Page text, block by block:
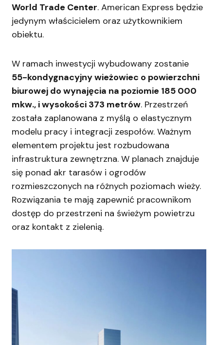
World Trade Center. American Express będzie
jedynym właścicielem oraz użytkownikiem
obiektu.
W ramach inwestycji wybudowany zostanie
55-kondygnacyjny wieżowiec o powierzchni
biurowej do wynajęcia na poziomie 185 000
mkw., i wysokości 373 metrów. Przestrzeń
została zaplanowana z myślą o elastycznym
modelu pracy i integracji zespołów. Ważnym
elementem projektu jest rozbudowana
infrastruktura zewnętrzna. W planach znajduje
się ponad akr tarasów i ogrodów
rozmieszczonych na różnych poziomach wieży.
Rozwiązania te mają zapewnić pracownikom
dostęp do przestrzeni na świeżym powietrzu
oraz kontakt z zielenią.